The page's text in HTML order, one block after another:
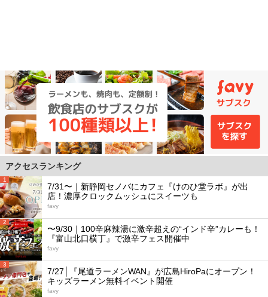
アクセスランキング
1
7/31〜｜新静岡セノバにカフェ『けのひ堂ラボ』が出
店！濃厚クロックムッシュにスイーツも
favy
2
〜9/30｜100辛麻辣湯に激辛超えの“インド辛”カレーも！
『富山北口横丁』で激辛フェス開催中
favy
3
7/27│『尾道ラーメンWAN』が広島HiroPaにオープン！
キッズラーメン無料イベント開催
favy